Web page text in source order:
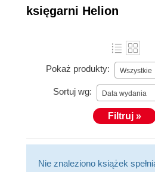
księgarni Helion
Pokaż produkty: Wszystkie
Sortuj wg: Data wydania
Filtruj »
Nie znaleziono książek